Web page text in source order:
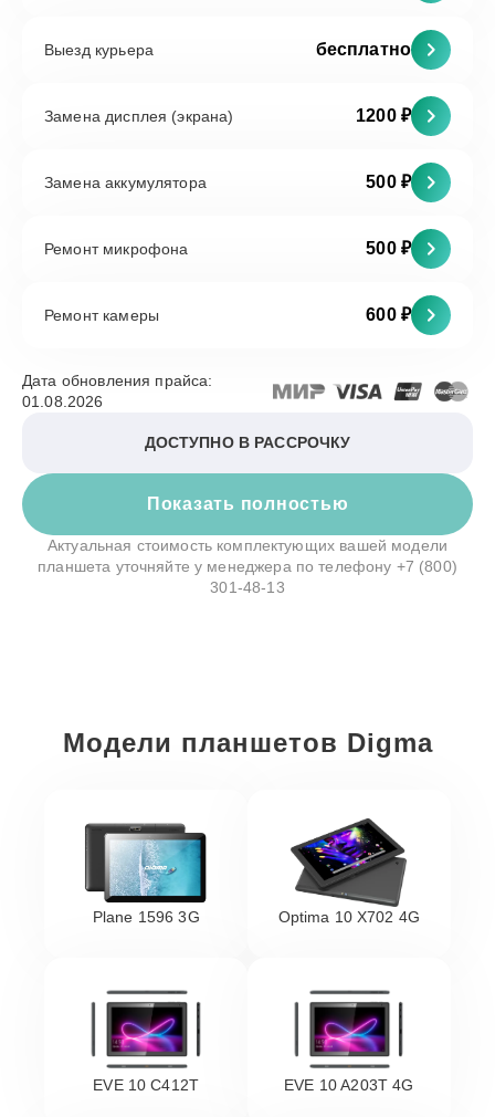
Выезд курьера бесплатно
Замена дисплея (экрана) 1200 ₽
Замена аккумулятора 500 ₽
Ремонт микрофона 500 ₽
Ремонт камеры 600 ₽
Показать полностью
Дата обновления прайса:
01.08.2026
ДОСТУПНО В РАССРОЧКУ
Актуальная стоимость комплектующих вашей модели
планшета уточняйте у менеджера по телефону +7 (800)
301-48-13
Модели планшетов Digma
Plane 1596 3G Optima 10 X702 4G
EVE 10 C412T EVE 10 A203T 4G